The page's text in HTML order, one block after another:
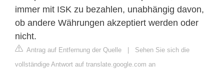
immer mit ISK zu bezahlen, unabhängig davon,
ob andere Währungen akzeptiert werden oder
nicht.
Antrag auf Entfernung der Quelle | Sehen Sie sich die
vollständige Antwort auf translate.google.com an